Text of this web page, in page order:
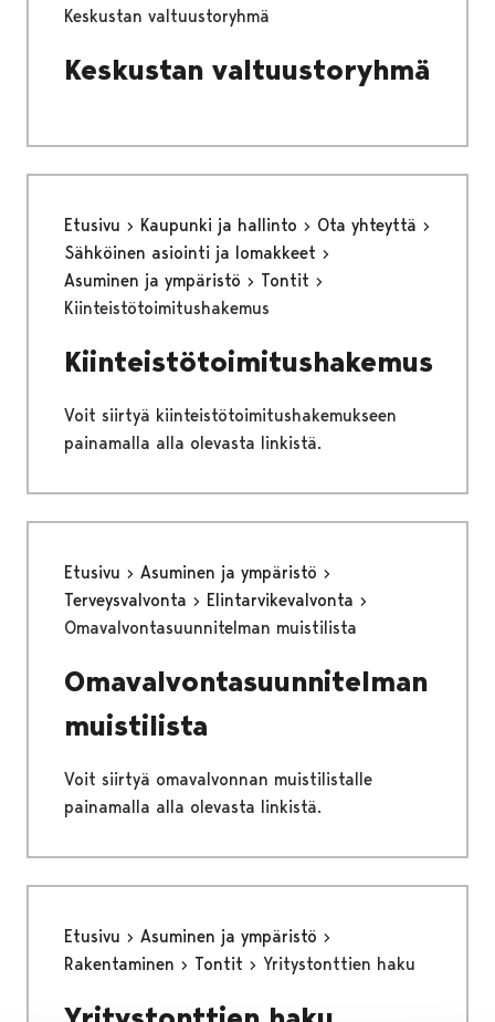
Keskustan valtuustoryhmä
Keskustan valtuustoryhmä
Etusivu Kaupunki ja hallinto
Ota yhteyttä
Sähköinen asiointi ja lomakkeet
Asuminen ja ympäristö
Tontit
Kiinteistötoimitushakemus
Kiinteistötoimitushakemus
Voit siirtyä kiinteistötoimitushakemukseen
painamalla alla olevasta linkistä.
Etusivu
Asuminen ja ympäristö
Terveysvalvonta
Elintarvikevalvonta
Omavalvontasuunnitelman muistilista
Omavalvontasuunnitelman
muistilista
Voit siirtyä omavalvonnan muistilistalle
painamalla alla olevasta linkistä.
Etusivu
Asuminen ja ympäristö
Rakentaminen
Tontit Yritystonttien haku